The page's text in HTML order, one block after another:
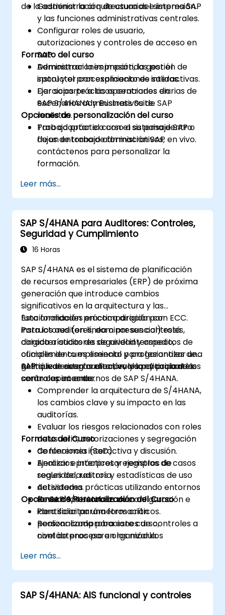
de la administración de usuarios e impresión.
Gestionar la arquitectura del sistema SAP
y las funciones administrativas centrales.
Configurar roles de usuario,
autorizaciones y controles de acceso en
SAP.
Administrar la impresión, la gestión de
spool y el procesamiento de salidas.
Dar soporte a las operaciones diarias de
SAP S/4HANA y Business Suite.
Formato del curso
Demostraciones impartidas por el
instructor con explicaciones interactivas.
Ejercicios prácticos centrados en
escenarios administrativos de SAP
realistas.
Trabajo práctico con el sistema dentro
de un entorno de formación SAP en vivo.
Opciones de personalización del curso
Para adaptar el curso a su paisaje SAP o
flujos de trabajo administrativos,
contáctenos para personalizar la
formación.
Leer más...
SAP S/4HANA para Auditores: Controles,
Seguridad y Cumplimiento
16 Horas
SAP S/4HANA es el sistema de planificación
de recursos empresariales (ERP) de próxima
generación que introduce cambios
significativos en la arquitectura y las
funcionalidades en comparación con ECC.
Para los auditores, dominar sus controles,
características de seguridad y aspectos de
cumplimiento es esencial para garantizar una
gestión de riesgos efectiva y la eficacia de los
controles internos.
Esta formación práctica dirigida por
instructores (en línea o presencial) está
dirigida a auditores de nivel intermedio,
oficiales de cumplimiento y profesionales de
SAP que deseen auditar, evaluar y probar los
controles en entornos de SAP S/4HANA.
Al finalizar esta formación, los participantes
serán capaces de:
Comprender la arquitectura de S/4HANA,
los cambios clave y su impacto en las
auditorías.
Evaluar los riesgos relacionados con roles
de usuario, autorizaciones y segregación
de funciones (SoD).
Analizar e interpretar registros de
seguridad, rastros y estadísticas de uso
del sistema.
Revisar los cambios de configuración e
identificar parámetros críticos.
Realizar comprobaciones de controles a
nivel de proceso en los módulos
Documentar la evidencia de auditoría y
preparar informes estructurados de
auditoría.
Formato del Curso
Conferencia interactiva y discusión.
Ejercicios prácticos y ejemplos de casos
reales de auditoría.
Actividades prácticas utilizando entornos
de SAP S/4HANA en vivo.
Opciones de Personalización del Curso
Para solicitar una formación
personalizada para este curso,
contáctenos para organizarla.
Leer más...
SAP S/4HANA: AIS funcional y controles